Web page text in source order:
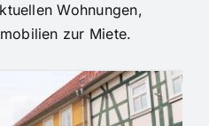
Wohnungen,
zur Miete.